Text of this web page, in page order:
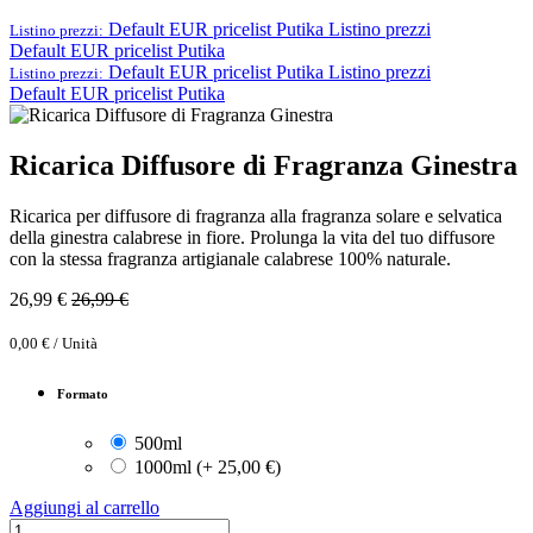
Listino prezzi: Default EUR pricelist Putika Listino prezzi
Default EUR pricelist Putika
Listino prezzi: Default EUR pricelist Putika Listino prezzi
Default EUR pricelist Putika
Ricarica Diffusore di Fragranza Ginestra
Ricarica per diffusore di fragranza alla fragranza solare e selvatica
della ginestra calabrese in fiore. Prolunga la vita del tuo diffusore
con la stessa fragranza artigianale calabrese 100% naturale.
26,99 € 26,99€
0,00 € / Unità
Formato
500ml
1000ml (+ 25,00 €)
Aggiungi al carrello